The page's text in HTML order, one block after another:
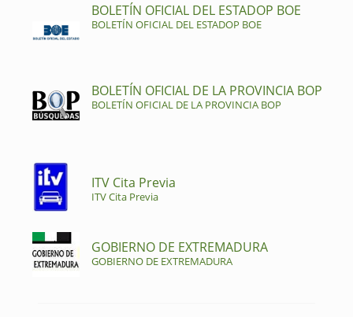
BOLETÍN OFICIAL DEL ESTADOP BOE
BOLETÍN OFICIAL DEL ESTADOP BOE
BOLETÍN OFICIAL DE LA PROVINCIA BOP
BOLETÍN OFICIAL DE LA PROVINCIA BOP
ITV Cita Previa
ITV Cita Previa
GOBIERNO DE EXTREMADURA
GOBIERNO DE EXTREMADURA